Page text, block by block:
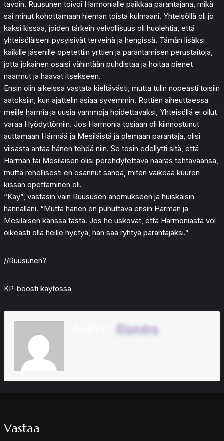
tavoin. Ruusunen toivoi Harmonialle paikkaa parantajana, mikä
sai minut kohottamaan hieman toista kulmaani. Yhteisöllä oli jo
kaksi kissaa, joiden tärkein velvollisuus oli huolehtia, että
yhteisöläiseni pysyisivät terveinä ja hengissä. Tämän lisäksi
kaikille jäsenille opetettiin yrttien ja parantamisen perustaitoja,
jotta jokainen osaisi vähintään puhdistaa ja hoitaa pienet
naarmut ja haavat itsekseen.
Ensin olin aikeissa vastata kieltävästi, mutta tulin nopeasti toisiin
aatoksiin, kun ajattelin asiaa syvemmin. Rottien aiheuttaessa
meille harmia ja uusia vammoja hoidettavaksi, Yhteisöllä ei ollut
varaa Hyödyttömiin. Jos Harmonia tosiaan oli kiinnostunut
auttamaan Härmää ja Mesiläistä ja olemaan parantaja, olisi
viisasta antaa hänen tehdä niin. Se tosin edellytti sitä, että
Härmän tai Mesiläisen olisi perehdytettävä naaras tehtäväänsä,
mutta rehellisesti en osannut sanoa, miten vaikeaa kuuron
kissan opettaminen oli.
“Käy”, vastasin vain Ruususen anomukseen ja huiskaisin
hännälläni. “Mutta hänen on puhuttava ensin Härmän ja
Mesiläisen kanssa tästä. Jos he uskovat, että Harmoniasta voi
oikeasti olla heille hyötyä, hän saa ryhtyä parantajaksi.”
//Ruusunen?
KP-boosti käytössä
Elandra
Vastaa